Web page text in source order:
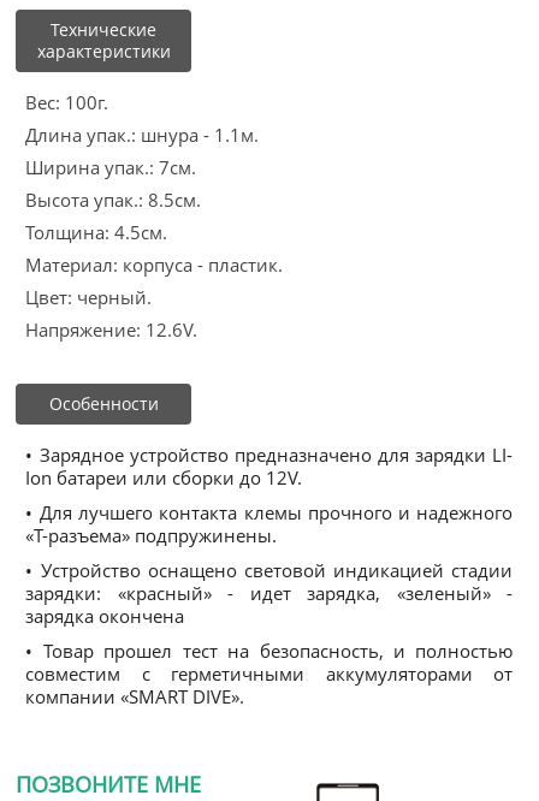
Технические
характеристики
Вес: 100г.
Длина упак.: шнура - 1.1м.
Ширина упак.: 7см.
Высота упак.: 8.5см.
Толщина: 4.5см.
Материал: корпуса - пластик.
Цвет: черный.
Напряжение: 12.6V.
Особенности
• Зарядное устройство предназначено для зарядки LI-
Ion батареи или сборки до 12V.
• Для лучшего контакта клемы прочного и надежного
«Т-разъема» подпружинены.
• Устройство оснащено световой индикацией стадии
зарядки: «красный» - идет зарядка, «зеленый» -
зарядка окончена
• Товар прошел тест на безопасность, и полностью
совместим с герметичными аккумуляторами от
компании «SMART DIVE».
ПОЗВОНИТЕ МНЕ